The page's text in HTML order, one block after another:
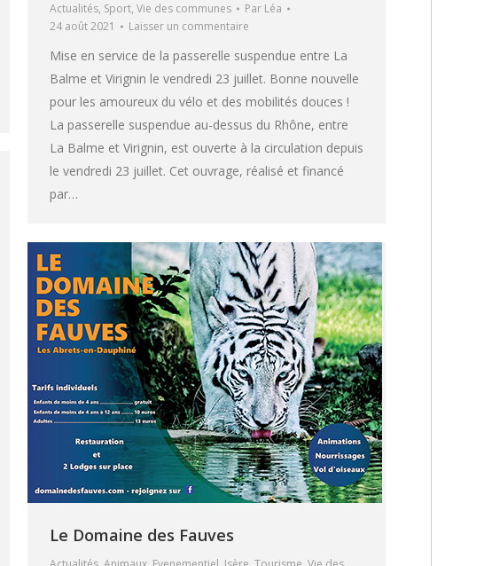
Actualités, Sport, Vie des communes Par Léa
24 août 2021
Laisser un commentaire
Mise en service de la passerelle suspendue entre La
Balme et Virignin le vendredi 23 juillet. Bonne nouvelle
pour les amoureux du vélo et des mobilités douces !
La passerelle suspendue au-dessus du Rhône, entre
La Balme et Virignin, est ouverte à la circulation depuis
le vendredi 23 juillet. Cet ouvrage, réalisé et financé
par…
Le Domaine des Fauves